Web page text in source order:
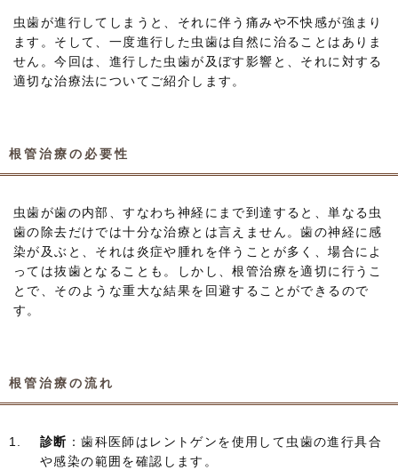
虫歯が進行してしまうと、それに伴う痛みや不快感が強まり
ます。そして、一度進行した虫歯は自然に治ることはありま
せん。今回は、進行した虫歯が及ぼす影響と、それに対する
適切な治療法についてご紹介します。
根管治療の必要性
虫歯が歯の内部、すなわち神経にまで到達すると、単なる虫
歯の除去だけでは十分な治療とは言えません。歯の神経に感
染が及ぶと、それは炎症や腫れを伴うことが多く、場合によ
っては抜歯となることも。しかし、根管治療を適切に行うこ
とで、そのような重大な結果を回避することができるので
す。
根管治療の流れ
診断 ：歯科医師はレントゲンを使用して虫歯の進行具合
や感染の範囲を確認します。